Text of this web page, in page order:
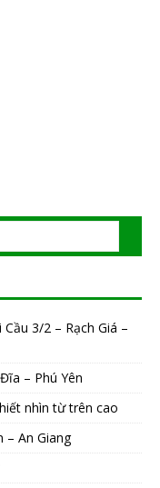
3/2 – Rạch Giá –
– Phú Yên
nhìn từ trên cao
– An Giang